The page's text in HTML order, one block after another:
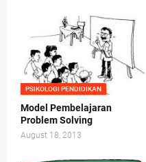
PSIKOLOGI PENDIDIKAN
Model Pembelajaran
Problem Solving
August 18, 2013